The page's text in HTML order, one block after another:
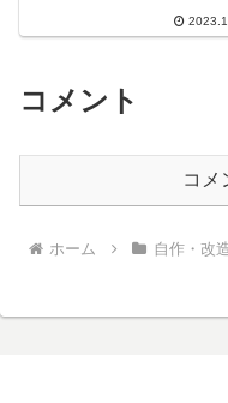
コメント
コメ
ホーム 自作・改